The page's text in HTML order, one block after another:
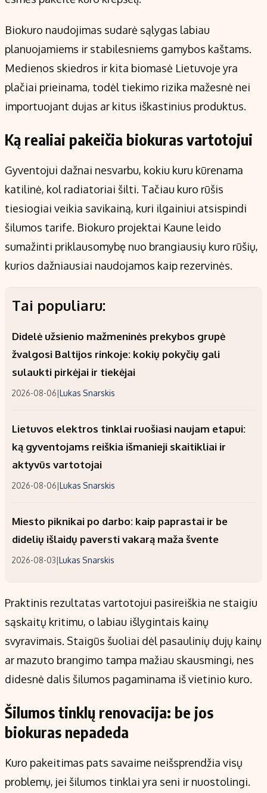
Biokuro naudojimas sudarė sąlygas labiau
planuojamiems ir stabilesniems gamybos kaštams.
Medienos skiedros ir kita biomasė Lietuvoje yra
plačiai prieinama, todėl tiekimo rizika mažesnė nei
importuojant dujas ar kitus iškastinius produktus.
Ką realiai pakeičia biokuras vartotojui
Gyventojui dažnai nesvarbu, kokiu kuru kūrenama
katilinė, kol radiatoriai šilti. Tačiau kuro rūšis
tiesiogiai veikia savikainą, kuri ilgainiui atsispindi
šilumos tarife. Biokuro projektai Kaune leido
sumažinti priklausomybę nuo brangiausių kuro rūšių,
kurios dažniausiai naudojamos kaip rezervinės.
Tai populiaru:
Didelė užsienio mažmeninės prekybos grupė
žvalgosi Baltijos rinkoje: kokių pokyčių gali
sulaukti pirkėjai ir tiekėjai
2026-08-06|Lukas Snarskis
Lietuvos elektros tinklai ruošiasi naujam etapui:
ką gyventojams reiškia išmanieji skaitikliai ir
aktyvūs vartotojai
2026-08-06|Lukas Snarskis
Miesto piknikai po darbo: kaip paprastai ir be
didelių išlaidų paversti vakarą maža švente
2026-08-03|Lukas Snarskis
Praktinis rezultatas vartotojui pasireiškia ne staigiu
sąskaitų kritimu, o labiau išlygintais kainų
svyravimais. Staigūs šuoliai dėl pasaulinių dujų kainų
ar mazuto brangimo tampa mažiau skausmingi, nes
didesnė dalis šilumos pagaminama iš vietinio kuro.
Šilumos tinklų renovacija: be jos
biokuras nepadeda
Kuro pakeitimas pats savaime neišsprendžia visų
problemų, jei šilumos tinklai yra seni ir nuostolingi.